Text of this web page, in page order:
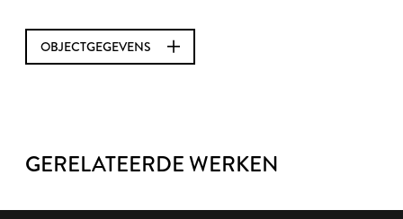
OBJECTGEGEVENS
GERELATEERDE WERKEN